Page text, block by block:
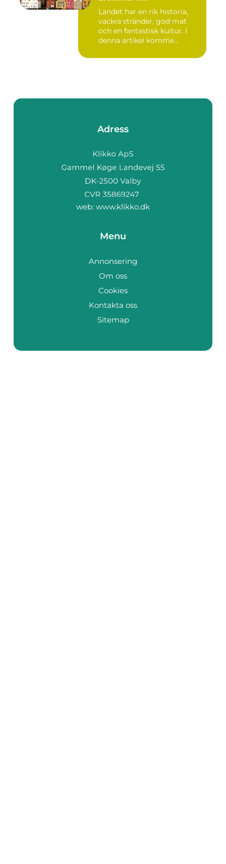
Landet har en rik historia,
vackra stränder, god mat
och en fantastisk kultur. I
denna artikel komme...
Adress
web: www.klikko.dk
Menu
Annonsering
Om oss
Cookies
Kontakta oss
Sitemap